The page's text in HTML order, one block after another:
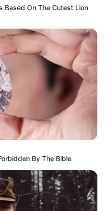
Bikin
di
Based On The Cutest Lion
By The Bible